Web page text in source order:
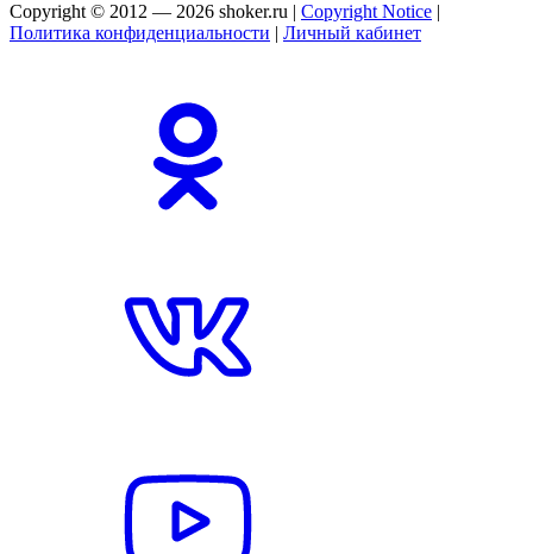
Copyright © 2012 — 2026 shoker.ru | Copyright Notice |
Политика конфиденциальности | Личный кабинет